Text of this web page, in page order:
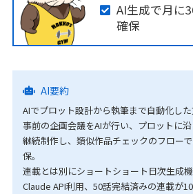
AI生成で月に
確保
AI要約
AIでプロット設計から執筆まで自動化した
事前の企画会議をAIが行い、プロットに
継続制作し、類似作品チェックのフロー
保。
連載とは別にショートショート日次生成機
Claude API利用、50話完結済みの連載が10